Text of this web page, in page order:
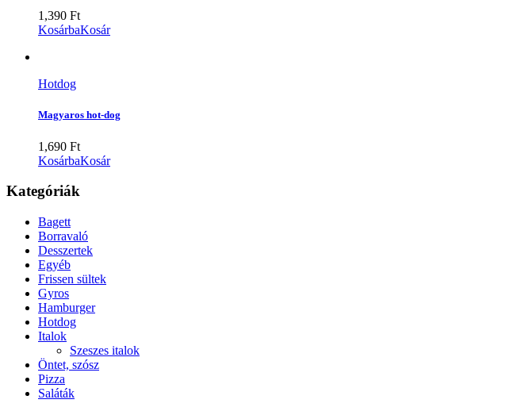
1,390 Ft
KosárbaKosár
Hotdog
Magyaros hot-dog
1,690 Ft
KosárbaKosár
Kategóriák
Bagett
Borravaló
Desszertek
Egyéb
Frissen sültek
Gyros
Hamburger
Hotdog
Italok
Szeszes italok
Öntet, szósz
Pizza
Saláták